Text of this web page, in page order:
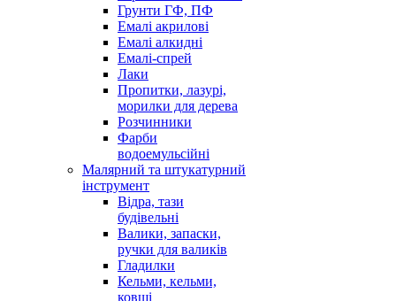
Грунти ГФ, ПФ
Емалі акрилові
Емалі алкидні
Емалі-спрей
Лаки
Пропитки, лазурі,
морилки для дерева
Розчинники
Фарби
водоемульсійні
Малярний та штукатурний
інструмент
Відра, тази
будівельні
Валики, запаски,
ручки для валиків
Гладилки
Кельми, кельми,
ковші